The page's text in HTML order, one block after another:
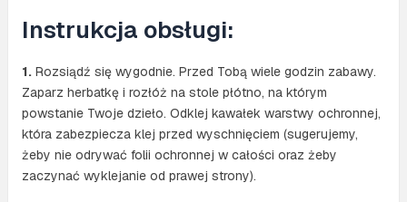
Instrukcja obsługi:
1.Rozsiądź się wygodnie. Przed Tobą wiele godzin zabawy.
Zaparz herbatkę i rozłóż na stole płótno, na którym
powstanie Twoje dzieło. Odklej kawałek warstwy ochronnej,
która zabezpiecza klej przed wyschnięciem (sugerujemy,
żeby nie odrywać folii ochronnej w całości oraz żeby
zaczynać wyklejanie od prawej strony).